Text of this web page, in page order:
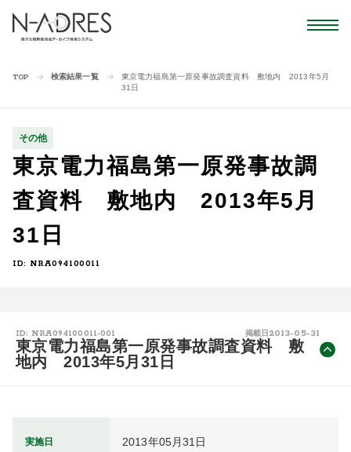
TOP 検索結果一覧
東京電力福島第一原発事故調査資料 敷地内 2013年5月
31日
その他
東京電力福島第一原発事故調
査資料 敷地内 2013年5月
31日
ID: NRA094100011
ID: NRA094100011-001 掲載日 2013-05-31
東京電力福島第一原発事故調査資料 敷
地内 2013年5月31日
実施日 2013年05月31日